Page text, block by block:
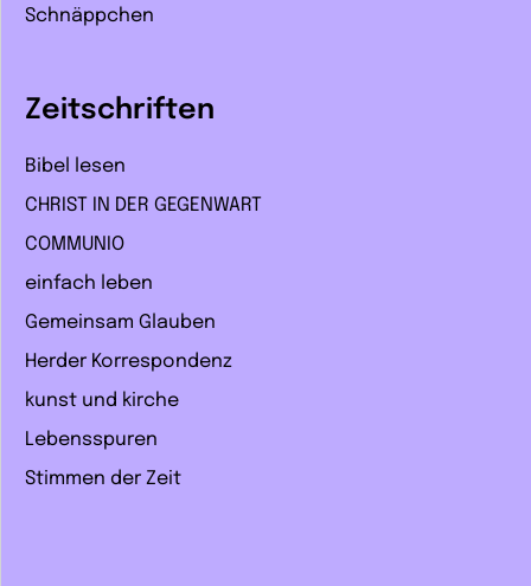
Schnäppchen
Zeitschriften
Bibel lesen
CHRIST IN DER GEGENWART
COMMUNIO
einfach leben
Gemeinsam Glauben
Herder Korrespondenz
kunst und kirche
Lebensspuren
Stimmen der Zeit